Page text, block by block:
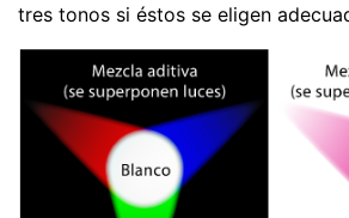
tres tonos si éstos se eligen